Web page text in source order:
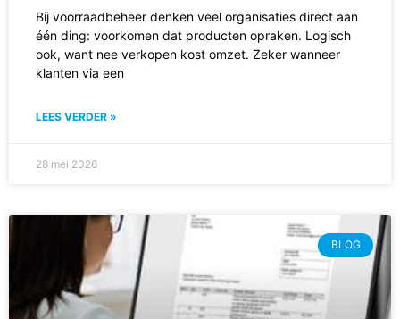
Bij voorraadbeheer denken veel organisaties direct aan
één ding: voorkomen dat producten opraken. Logisch
ook, want nee verkopen kost omzet. Zeker wanneer
klanten via een
LEES VERDER »
28 mei 2026
BLOG